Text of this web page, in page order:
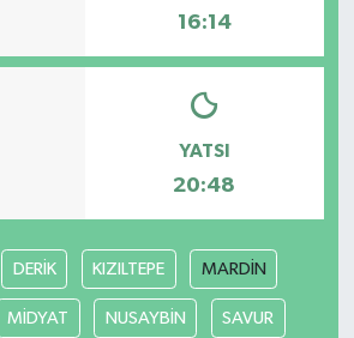
16:14
YATSI
20:48
DERİK KIZILTEPE MARDİN
MİDYAT NUSAYBİN SAVUR